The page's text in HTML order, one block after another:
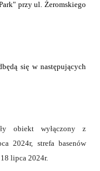
przy ul. Żeromskiego
się w następujących
obiekt wyłączony z
2024r, strefa basenów
lipca 2024r.